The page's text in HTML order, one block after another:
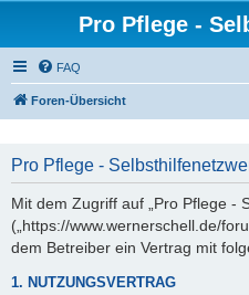
Pro Pflege -
FAQ
Foren-Übersicht
Pro Pflege -
Mit dem Zugriff auf „Pro Pflege -
(„https://www.wernerschell.de/
dem Betreiber ein Vertrag mit
1. NUTZUNGSVERTRAG